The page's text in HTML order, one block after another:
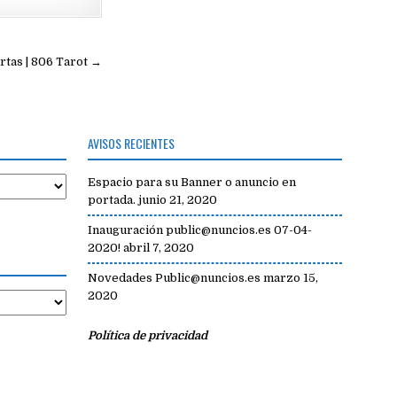
| 806 Tarot →
AVISOS RECIENTES
Espacio para su Banner o anuncio en
portada. junio 21, 2020
Inauguración public@nuncios.es 07-04-
2020! abril 7, 2020
Novedades Public@nuncios.es marzo 15,
2020
Política de privacidad